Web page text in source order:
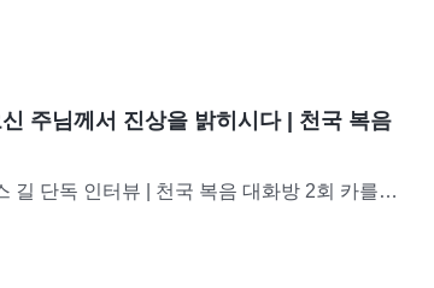
로 황량해지고 있음을 발견하게...
주님께서 진상을 밝히시다 | 천국 복음
길 단독 인터뷰 | 천국 복음 대화방 2회 카를로
로 황량해지고 있음을 발견하게...